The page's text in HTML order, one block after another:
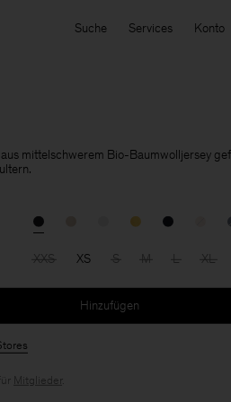
Suche Services Konto
aus mittelschwerem Bio-Baumwolljersey
XXS XS S M L XL
Hinzufügen
Mitglieder.